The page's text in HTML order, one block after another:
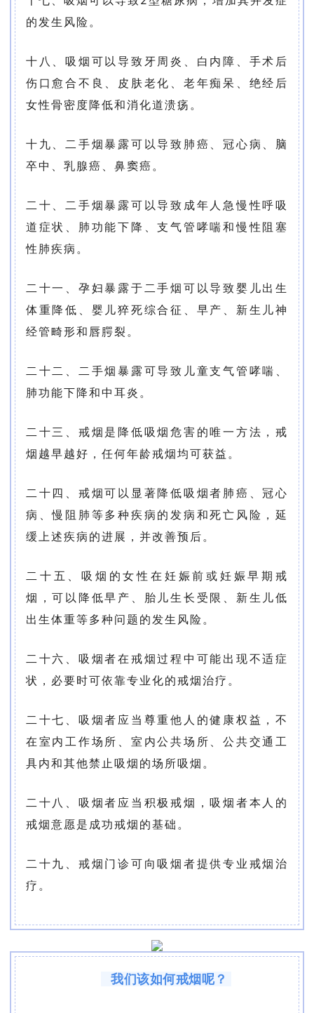
的发生风险。
十八、吸烟可以导致牙周炎、白内障、手术后
伤口愈合不良、皮肤老化、老年痴呆、绝经后
女性骨密度降低和消化道溃疡。
十九、二手烟暴露可以导致肺癌、冠心病、脑
卒中、乳腺癌、鼻窦癌。
二十、二手烟暴露可以导致成年人急慢性呼吸
道症状、肺功能下降、支气管哮喘和慢性阻塞
性肺疾病。
二十一、孕妇暴露于二手烟可以导致婴儿出生
体重降低、婴儿猝死综合征、早产、新生儿神
经管畸形和唇腭裂。
二十二、二手烟暴露可导致儿童支气管哮喘、
肺功能下降和中耳炎。
二十三、戒烟是降低吸烟危害的唯一方法，戒
烟越早越好，任何年龄戒烟均可获益。
二十四、戒烟可以显著降低吸烟者肺癌、冠心
病、慢阻肺等多种疾病的发病和死亡风险，延
缓上述疾病的进展，并改善预后。
二十五、吸烟的女性在妊娠前或妊娠早期戒
烟，可以降低早产、胎儿生长受限、新生儿低
出生体重等多种问题的发生风险。
二十六、吸烟者在戒烟过程中可能出现不适症
状，必要时可依靠专业化的戒烟治疗。
二十七、吸烟者应当尊重他人的健康权益，不
在室内工作场所、室内公共场所、公共交通工
具内和其他禁止吸烟的场所吸烟。
二十八、吸烟者应当积极戒烟，吸烟者本人的
戒烟意愿是成功戒烟的基础。
二十九、戒烟门诊可向吸烟者提供专业戒烟治
疗。
我们该如何戒烟呢？